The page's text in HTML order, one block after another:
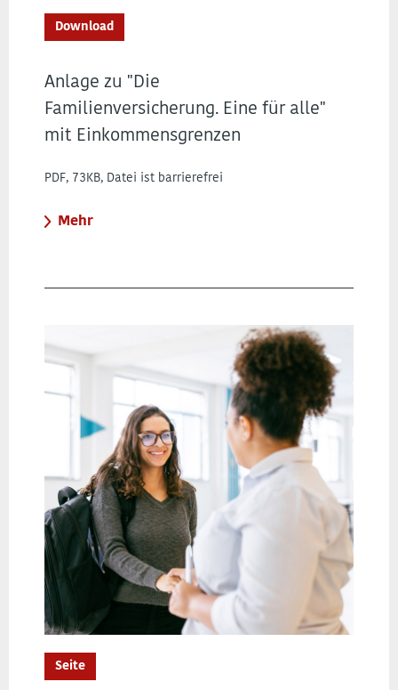
Download
Anlage zu "Die
Familienversicherung. Eine für alle"
mit Einkommensgrenzen
PDF, 73KB, Datei ist barrierefrei
Mehr
Seite